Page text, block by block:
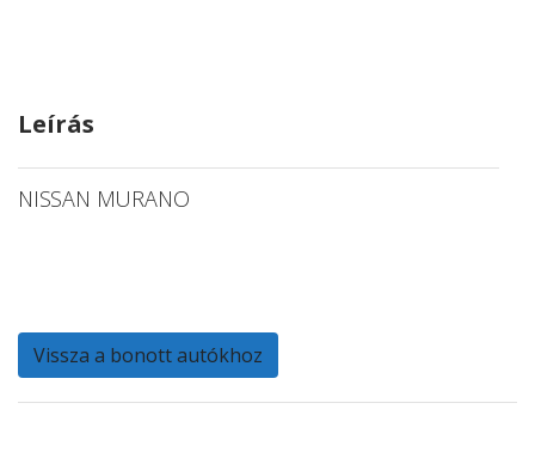
Leírás
NISSAN MURANO
Vissza a bonott autókhoz